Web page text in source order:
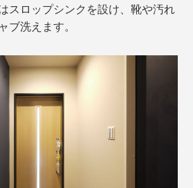
スロップシンクを設け、靴や汚れ
ブ洗えます。